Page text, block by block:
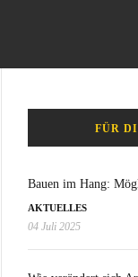
FÜR
Bauen im Hang:
AKTUELLES
04 Juli 2025